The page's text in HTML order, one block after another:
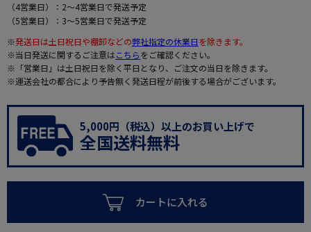
（4営業日）：2～4営業日で発送予定
（5営業日）：3～5営業日で発送予定
※発送日は土日祝日や棚卸などの弊社指定の休業日を除きます。
※当日発送に関するご注意はこちらをご確認ください。
※「営業日」は土日祝日を除く平日となり、ご注文の当日を除きます。
※運送会社の都合により予告無く発送日程が前後する場合がございます。
5,000円（税込）以上のお買い上げで
全国送料無料
カートに入れる